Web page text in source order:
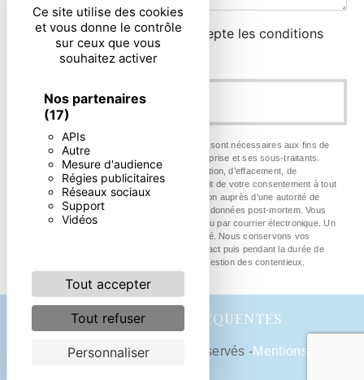
Ce site utilise des cookies
et vous donne le contrôle
sur ceux que vous
souhaitez activer
Nos partenaires
(17)
APIs
Autre
Mesure d'audience
Régies publicitaires
Réseaux sociaux
Support
Vidéos
Tout accepter
Tout refuser
Personnaliser
En cochant cette case, j'accepte les conditions
particulières ci-dessous **
** Les données personnelles communiquées sont nécessaires aux fins de
vous contacter. Elles sont destinées à l'entreprise et ses sous-traitants.
Vous disposez de droits d’accès, de rectification, d’effacement, de
portabilité, de limitation, d’opposition, de retrait de votre consentement à tout
moment et du droit d’introduire une réclamation auprès d’une autorité de
contrôle, ainsi que d’organiser le sort de vos données post-mortem. Vous
pouvez exercer ces droits par voie postale ou par courrier électronique. Un
justificatif d'identité pourra vous être demandé. Nous conservons vos
données pendant la période de prise de contact puis pendant la durée de
prescription légale aux fins probatoire et de gestion des contentieux.
RECHERCHES FRÉQUENTES
Vistalid- 2026 - Tous droits réservés -Mentions